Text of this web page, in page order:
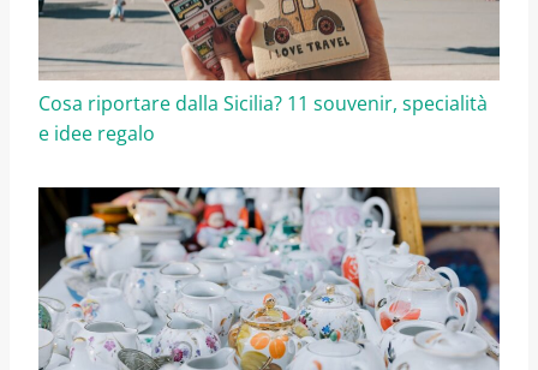
Cosa riportare dalla Sicilia? 11 souvenir, specialità
e idee regalo